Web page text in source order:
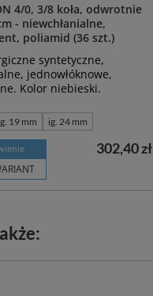
4/0, 3/8 koła, odwrotnie
- niewchłanialne,
poliamid (36 szt.)
syntetyczne,
jednowłóknowe,
Kolor niebieski.
19 mm ig. 24 mm
302,40 zł